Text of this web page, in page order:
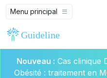
Menu principal
Nouveau : Cas clinique
Obésité : traitement en